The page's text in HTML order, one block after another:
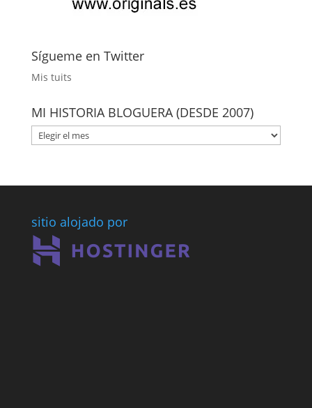
Sígueme en Twitter
Mis tuits
MI HISTORIA BLOGUERA (DESDE 2007)
MI
HISTORIA
sitio alojado por